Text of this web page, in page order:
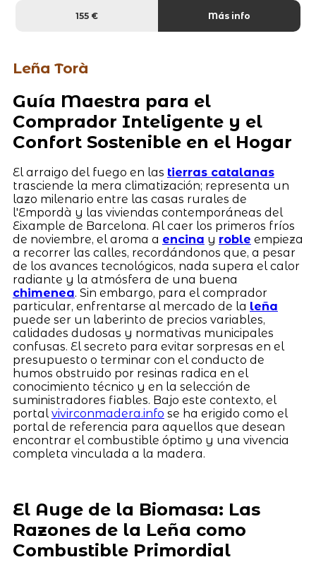
155 € Más info
Leña Torà
Guía Maestra para el
Comprador Inteligente y el
Confort Sostenible en el Hogar
El arraigo del fuego en las tierras catalanas
trasciende la mera climatización; representa un
lazo milenario entre las casas rurales de
l'Empordà y las viviendas contemporáneas del
Eixample de Barcelona. Al caer los primeros fríos
de noviembre, el aroma a encina y roble empieza
a recorrer las calles, recordándonos que, a pesar
de los avances tecnológicos, nada supera el calor
radiante y la atmósfera de una buena
chimenea. Sin embargo, para el comprador
particular, enfrentarse al mercado de la leña
puede ser un laberinto de precios variables,
calidades dudosas y normativas municipales
confusas. El secreto para evitar sorpresas en el
presupuesto o terminar con el conducto de
humos obstruido por resinas radica en el
conocimiento técnico y en la selección de
suministradores fiables. Bajo este contexto, el
portalvivirconmadera.info se ha erigido como el
portal de referencia para aquellos que desean
encontrar el combustible óptimo y una vivencia
completa vinculada a la madera.
El Auge de la Biomasa: Las
Razones de la Leña como
Combustible Primordial